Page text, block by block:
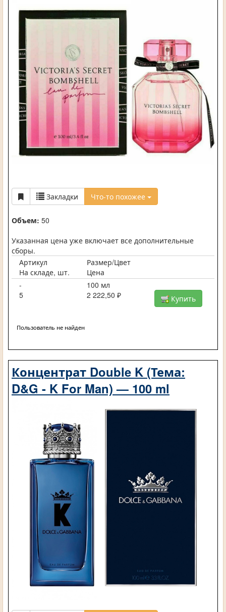
Закладки Что-то похожее
Объем: 50
Указанная цена уже включает все дополнительные
сборы.
Артикул
Размер/Цвет
На складе, шт.
Цена
-
100 мл
5
2 222,50 ₽ Купить
Пользователь не найден
Концентрат Double K (Тема:
D&G - K For Man) — 100 ml